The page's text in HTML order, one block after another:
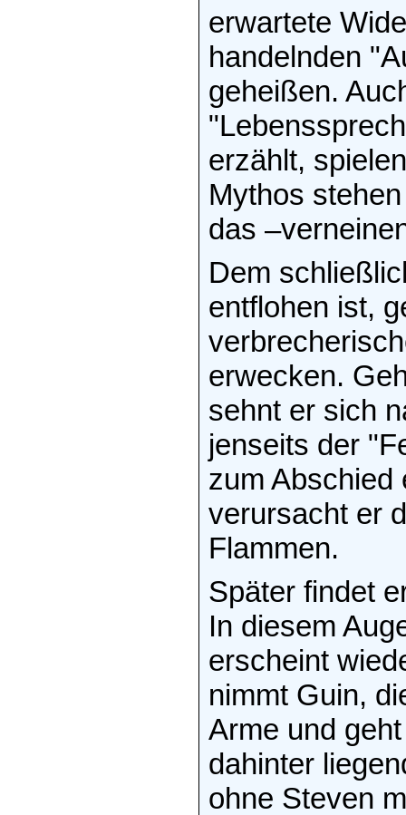
erwartete
handelnden
geheißen.
erzählt,
Mythos
das
Dem
entflohen ist,
erwecken.
sehnt er sich
jenseits der
zum Abschied
verursacht er
Flammen.
Später findet
In diesem
erscheint
nimmt Guin,
Arme und
dahinter
ohne Steven